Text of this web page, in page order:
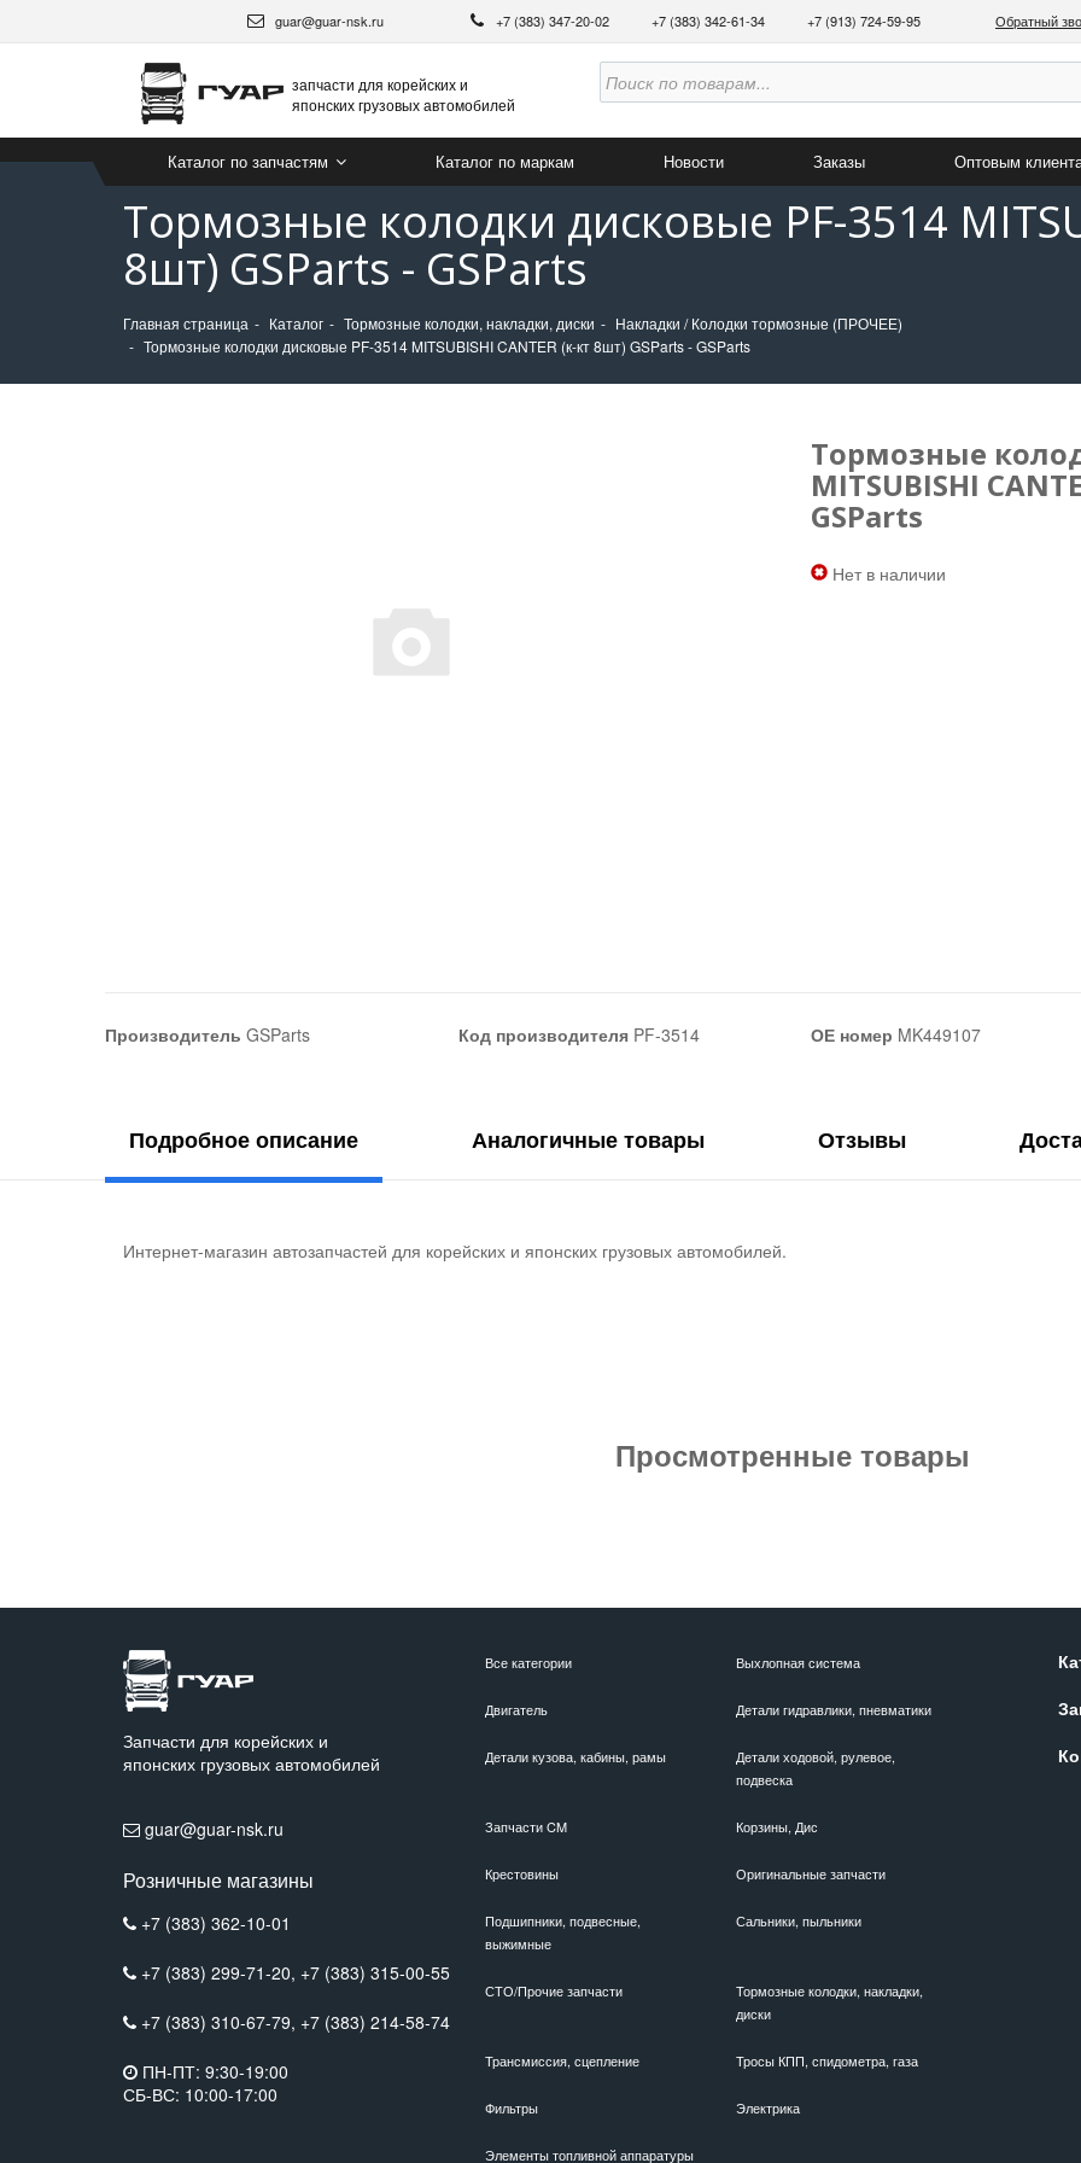
guar@guar-nsk.ru +7 (383) 347-20-02 +7 (383) 342-61-34 +7 (913) 724-59-95 Обратный
запчасти для корейских и
японских грузовых автомобилей
Каталог по запчастям Каталог по маркам Новости Заказы Оптовым
Тормозные колодки дисковые PF-3514
8шт) GSParts - GSParts
Главная страница Каталог Тормозные колодки, накладки, диски
Накладки / Колодки тормозные (ПРОЧЕЕ)
Тормозные колодки дисковые PF-3514 MITSUBISHI CANTER (к-кт 8шт) GSParts - GSParts
Тормозные
MITSUBISHI
GSParts
Нет в наличии
Производитель GSParts Код производителяPF-3514 ОЕ номер MK449107
Подробное описание Аналогичные товары Отзывы
Интернет-магазин автозапчастей для корейских и японских грузовых автомобилей.
Просмотренные товары
Запчасти для корейских и
японских грузовых автомобилей
guar@guar-nsk.ru
Розничные магазины
+7 (383) 362-10-01
+7 (383) 299-71-20, +7 (383) 315-00-55
+7 (383) 310-67-79, +7 (383) 214-58-74
ПН-ПТ: 9:30-19:00
СБ-ВС: 10:00-17:00
Все категории Выхлопная система
Двигатель Детали гидравлики, пневматики
Детали кузова, кабины, рамы
Детали ходовой, рулевое,
подвеска
Запчасти CM Корзины, Дис
Крестовины Оригинальные запчасти
Подшипники, подвесные,
выжимные
Сальники, пыльники
СТО/Прочие запчасти
Тормозные колодки, накладки,
диски
Трансмиссия, сцепление Тросы КПП, спидометра, газа
Фильтры Электрика
Элементы топливной аппаратуры